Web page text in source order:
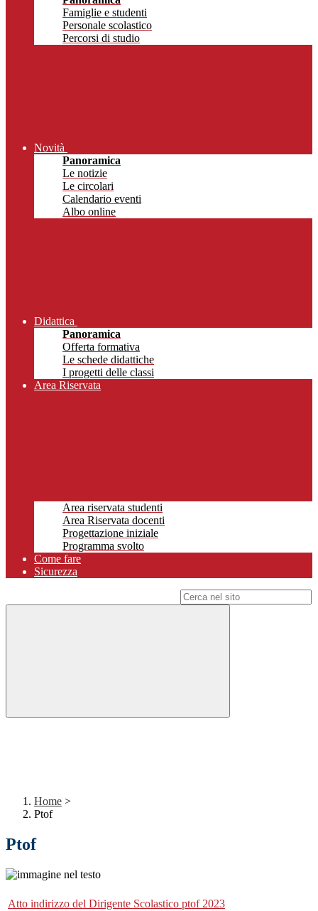
Famiglie e studenti
Personale scolastico
Percorsi di studio
Novità
Panoramica
Le notizie
Le circolari
Calendario eventi
Albo online
Didattica
Panoramica
Offerta formativa
Le schede didattiche
I progetti delle classi
Area Riservata
Area riservata studenti
Area Riservata docenti
Progettazione iniziale
Programma svolto
Come fare
Sicurezza
Home >
Ptof
Ptof
Atto indirizzo del Dirigente Scolastico ptof 2023